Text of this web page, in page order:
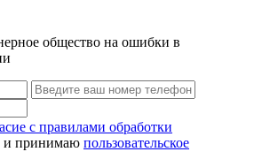
общество на ошибки в
с правилами обработки
и принимаю пользовательское